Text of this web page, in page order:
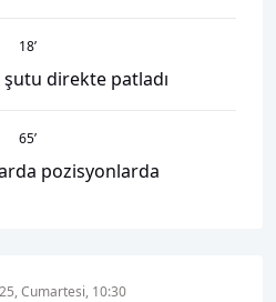
18’
direkte patladı
65’
pozisyonlarda
Cumartesi, 10:30